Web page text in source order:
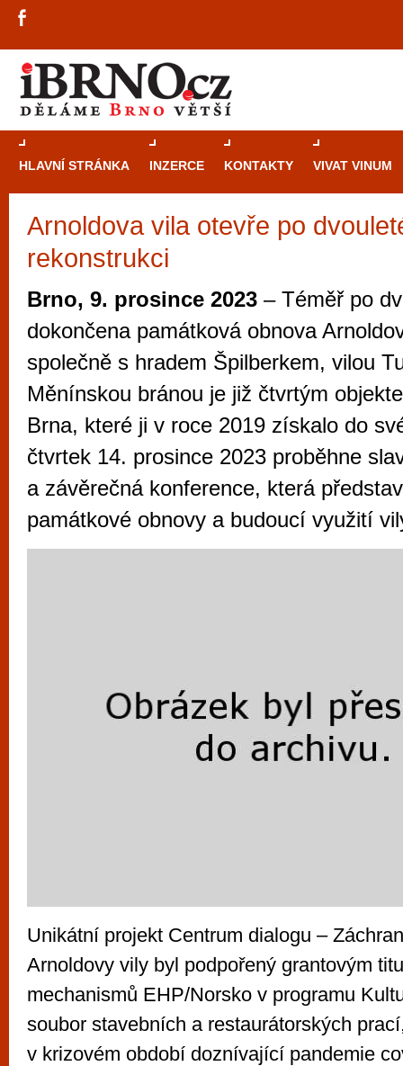
HLAVNÍ STRÁNKA INZERCE KONTAKTY VIVAT VINUM
Arnoldova vila otevře po
rekonstrukci
Brno, 9. prosince 2023 – Téměř po
dokončena památková obnova
společně s hradem Špilberkem, vilou
Měnínskou bránou je již čtvrtým
Brna, které ji v roce 2019 získalo do
čtvrtek 14. prosince 2023 proběhne
a závěrečná konference, která
památkové obnovy a budoucí využití
Unikátní projekt Centrum dialogu –
Arnoldovy vily byl podpořený grantovým
mechanismů EHP/Norsko v programu
soubor stavebních a restaurátorských
v krizovém období doznívající pandemie
Průvodce
Brno je
zajímavé
restaurace,
Mimo jiné je ale také místem, kde si
vyzkoušet různé kasinové hry. V
metropoli naleznete širokou nabídku her
po moderní automaty jak pro pravidelné
příležitostné hráče. V...